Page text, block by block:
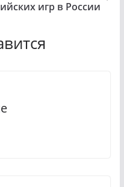
игр в России